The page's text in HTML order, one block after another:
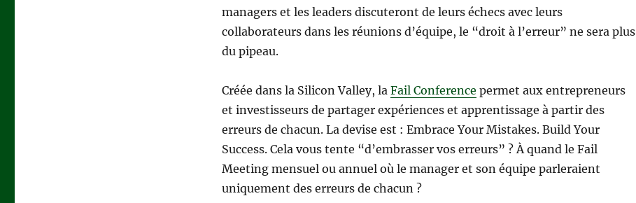
managers et les leaders discuteront de leurs échecs avec leurs
collaborateurs dans les réunions d’équipe, le “droit à l’erreur” ne sera plus
du pipeau.
Créée dans la Silicon Valley, la Fail Conference permet aux entrepreneurs
et investisseurs de partager expériences et apprentissage à partir des
erreurs de chacun. La devise est : Embrace Your Mistakes. Build Your
Success. Cela vous tente “d’embrasser vos erreurs” ?À quand le Fail
Meeting mensuel ou annuel où le manager et son équipe parleraient
uniquement des erreurs de chacun ?